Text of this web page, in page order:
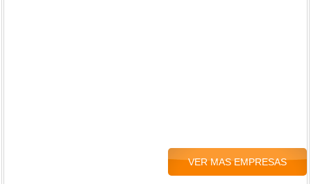
VER MAS EMPRESAS